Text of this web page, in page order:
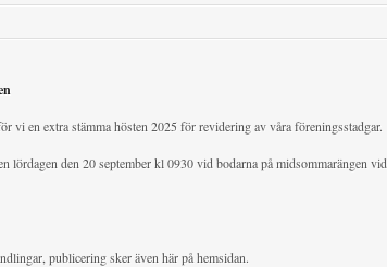
vi en extra stämma hösten 2025 för revidering av våra föreningsstadgar.
lördagen den 20 september kl 0930 vid bodarna på midsommarängen vid
publicering sker även här på hemsidan.